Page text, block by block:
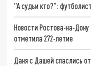
"А судьи кто?":
Новости Ростова-на-Дону
отметила 272-летие
Даня с Дашей спаслись